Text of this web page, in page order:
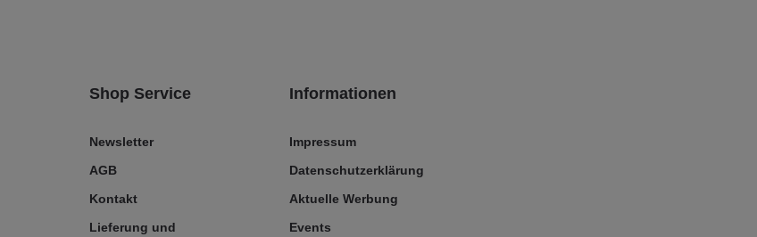
Shop Service
Newsletter
AGB
Kontakt
Lieferung und
Informationen
Impressum
Datenschutzerklärung
Aktuelle Werbung
Events